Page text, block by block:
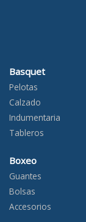
Basquet
Pelotas
Calzado
Indumentaria
Tableros
Boxeo
Guantes
Bolsas
Accesorios